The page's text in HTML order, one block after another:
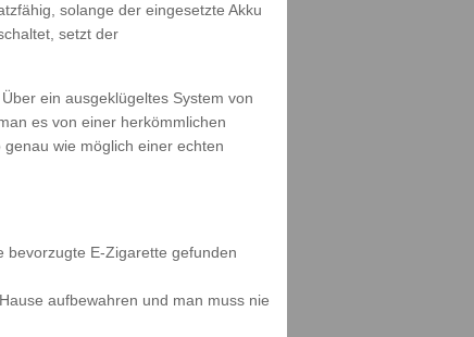
solange der eingesetzte Akku
setzt der
ein ausgeklügeltes System von
es von einer herkömmlichen
wie möglich einer echten
bevorzugte E-Zigarette gefunden
aufbewahren und man muss nie